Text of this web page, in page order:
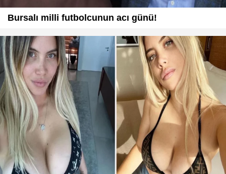
Bursalı milli futbolcunun acı günü!